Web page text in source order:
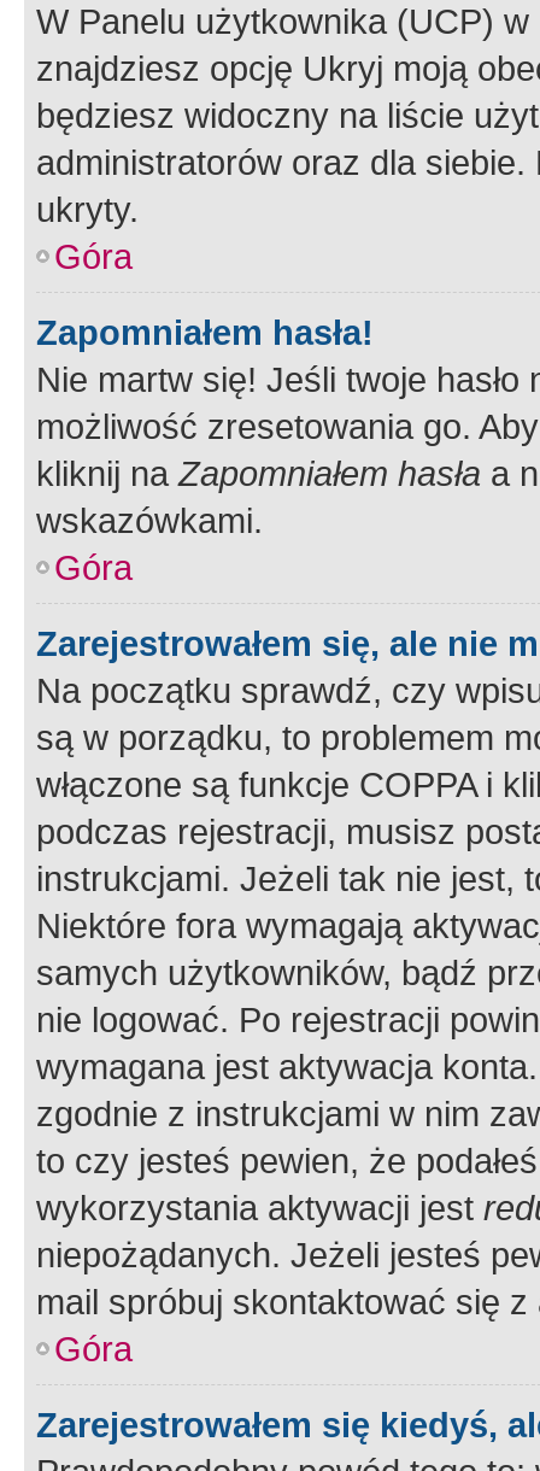
W Panelu użytkownika (UCP) w
znajdziesz opcję Ukryj moją
będziesz widoczny na liście
administratorów oraz dla
ukryty.
Góra
Zapomniałem hasła!
Nie martw się! Jeśli twoje
możliwość zresetowania go.
kliknij naZapomniałem hasła a
wskazówkami.
Góra
Zarejestrowałem się, ale nie
Na początku sprawdź, czy
są w porządku, to problemem
włączone są funkcje COPPA i
podczas rejestracji, musisz
instrukcjami. Jeżeli tak nie jest,
Niektóre fora wymagają
samych użytkowników, bądź
nie logować. Po rejestracji
wymagana jest aktywacja
zgodnie z instrukcjami w nim
to czy jesteś pewien, że
wykorzystania aktywacji jest
niepożądanych. Jeżeli jesteś
mail spróbuj skontaktować się
Góra
Zarejestrowałem się kiedyś,